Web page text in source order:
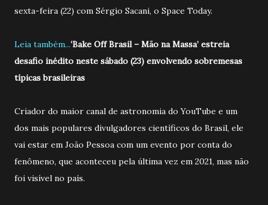
sexta-feira (22) com Sérgio Sacani, o Space Today.
Leia também...‘Bake Off Brasil – Mão na Massa’ estreia
desafio inédito neste sábado (23) envolvendo sobremesas
típicas brasileiras
Criador do maior canal de astronomia do YouTube e um
dos mais populares divulgadores científicos do Brasil, ele
vai estar em João Pessoa com um evento por conta do
fenômeno, que aconteceu pela última vez em 2021, mas não
foi visível no país.